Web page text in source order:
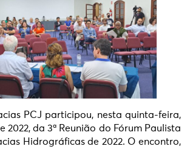
PCJ participou, nesta quinta-feira,
2022, da 3ª Reunião do Fórum Paulista
Hidrográficas de 2022. O encontro,